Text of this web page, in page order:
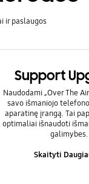
ir paslaugos
Support
Naudodami „Over The
savo išmaniojo
aparatinę įrangą. Tai
optimaliai išnaudoti
galimybes.
Skaityti